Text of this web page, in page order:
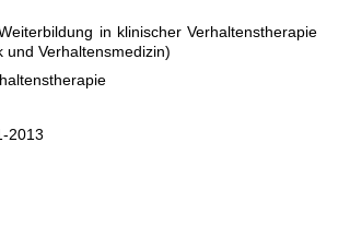
in klinischer Verhaltenstherapie
Verhaltensmedizin)
2013